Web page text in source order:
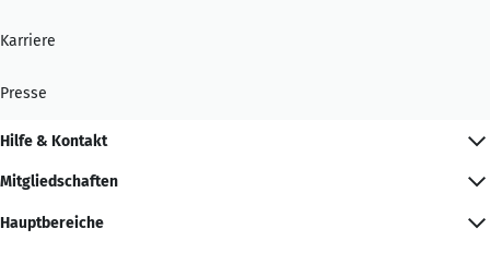
Karriere
Presse
Hilfe & Kontakt
Mitgliedschaften
Hauptbereiche